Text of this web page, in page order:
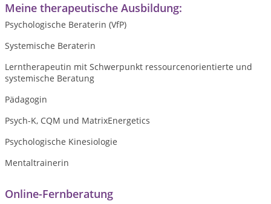
Meine therapeutische Ausbildung:
Psychologische Beraterin (VfP)
Systemische Beraterin
Lerntherapeutin mit Schwerpunkt ressourcenorientierte und
systemische Beratung
Pädagogin
Psych-K, CQM und MatrixEnergetics
Psychologische Kinesiologie
Mentaltrainerin
Online-Fernberatung